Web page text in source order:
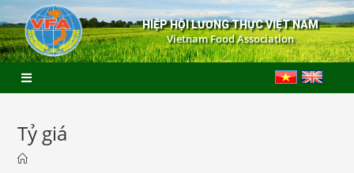
HIỆP HỘI LƯƠNG THỰC VIỆT NAM
Vietnam Food Association
Tỷ giá